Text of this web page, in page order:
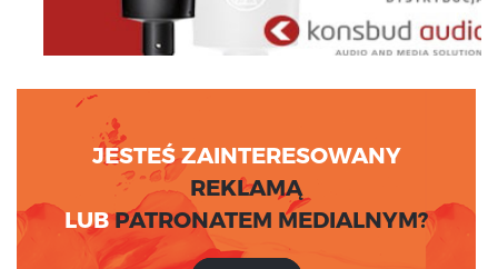
JESTEŚ ZAINTERESOWANY
REKLAMĄ
LUBPATRONATEM MEDIALNYM?